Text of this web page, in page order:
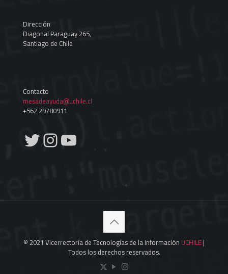
Dirección
Diagonal Paraguay 265,
Santiago de Chile
Contacto
mesadeayuda@uchile.cl
+562 29780911
Twitter
Instagram
YouTube
© 2021 Vicerrectoría de Tecnologías de la Información UCHILE|
Todos los derechos reservados.